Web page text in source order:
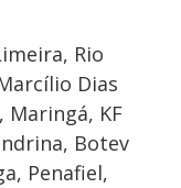
Rio
Dias
Maringá, KF
Botev
Penafiel,